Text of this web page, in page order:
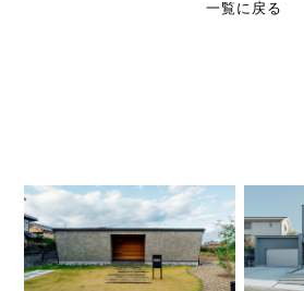
一覧に戻る